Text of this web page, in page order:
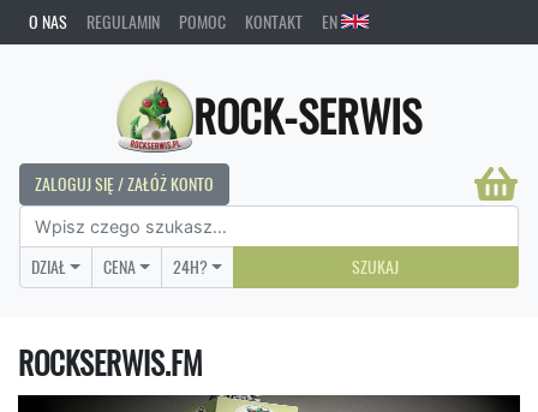
O NAS REGULAMIN POMOC KONTAKT EN
ROCK-SERWIS
ZALOGUJ SIĘ / ZAŁÓŻ KONTO
DZIAŁ CENA 24H? SZUKAJ
ROCKSERWIS.FM